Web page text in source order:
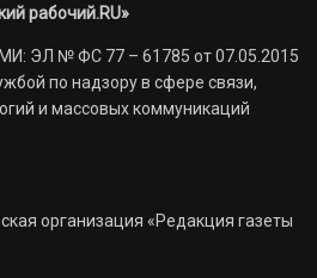
рабочий.RU»
ЭЛ № ФС 77 – 61785 от 07.05.2015
по надзору в сфере связи,
и массовых коммуникаций
организация «Редакция газеты